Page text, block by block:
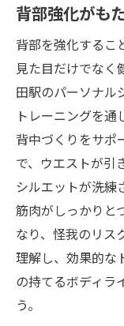
背部強化がも
背部を強化するこ
見た目だけでなく
田駅のパーソナル
トレーニングを
背中づくりをサポ
で、ウエストが引
シルエットが洗練
筋肉がしっかりと
なり、怪我のリス
理解し、効果的な
の持てるボディラ
う。